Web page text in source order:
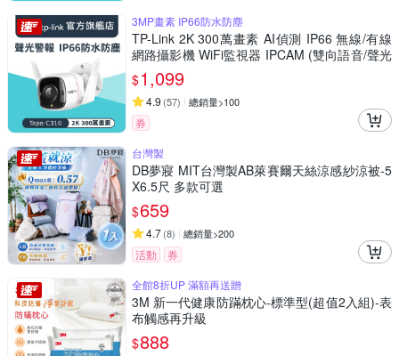
3MP畫素 IP66防水防塵
TP-Link 2K 300萬畫素 AI偵測 IP66 無線/有線
網路攝影機 WiFi監視器 IPCAM (雙向語音/聲光
警報/Tapo C310)
$1,099
4.9 (57) 總銷量>100
券
台灣製
DB夢寢 MIT台灣製AB萊賽爾天絲涼感紗涼被-5
X6.5尺 多款可選
$659
4.7(8) 總銷量>200
活動
券
全館8折UP 滿額再送贈
3M 新一代健康防蹣枕心-標準型(超值2入組)-表
布觸感再升級
$888